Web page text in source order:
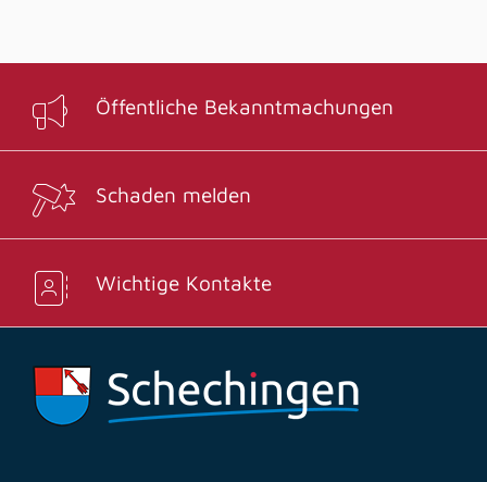
Öffentliche Bekanntmachungen
Schaden melden
Wichtige Kontakte